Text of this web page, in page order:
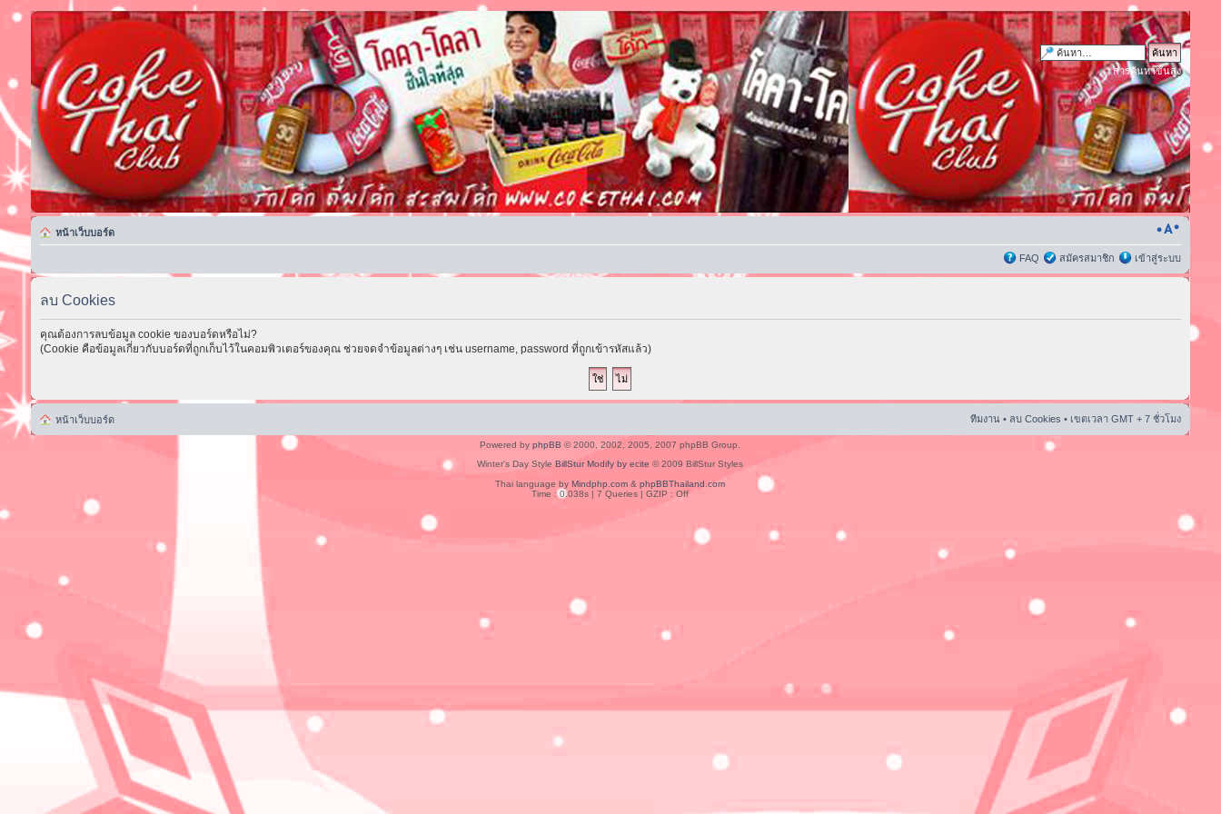
การค้นหาขั้นสูง
หน้าเว็บบอร์ด
FAQ สมัครสมาชิก เข้าสู่ระบบ
ลบ Cookies
คุณต้องการลบข้อมูล cookie ของบอร์ดหรือไม่?
(Cookie คือข้อมูลเกี่ยวกับบอร์ดที่ถูกเก็บไว้ในคอมพิวเตอร์ของคุณ ช่วยจดจำข้อมูลต่างๆ เช่น username, password ที่ถูกเข้ารหัสแล้ว)
หน้าเว็บบอร์ด ทีมงาน • ลบ Cookies • เขตเวลา GMT + 7 ชั่วโมง
Powered byphpBB © 2000, 2002, 2005, 2007 phpBB Group.
Winter's Day StyleBillStur Modify by ecite © 2009 BillStur Styles
Thai language byMindphp.com &phpBBThailand.com
Time : 0.038s | 7 Queries | GZIP : Off